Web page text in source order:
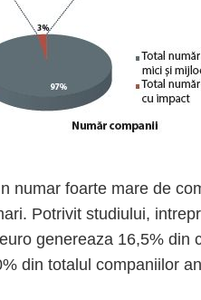
numar foarte mare de
Potrivit studiului,
genereaza 16,5% din
din totalul companiilor